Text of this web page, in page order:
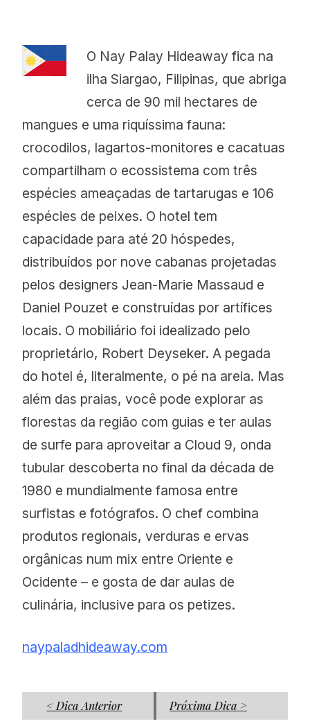
O Nay Palay Hideaway fica na
ilha Siargao, Filipinas, que abriga
cerca de 90 mil hectares de
mangues e uma riquíssima fauna:
crocodilos, lagartos-monitores e cacatuas
compartilham o ecossistema com três
espécies ameaçadas de tartarugas e 106
espécies de peixes. O hotel tem
capacidade para até 20 hóspedes,
distribuídos por nove cabanas projetadas
pelos designers Jean-Marie Massaud e
Daniel Pouzet e construídas por artífices
locais. O mobiliário foi idealizado pelo
proprietário, Robert Deyseker. A pegada
do hotel é, literalmente, o pé na areia. Mas
além das praias, você pode explorar as
florestas da região com guias e ter aulas
de surfe para aproveitar a Cloud 9, onda
tubular descoberta no final da década de
1980 e mundialmente famosa entre
surfistas e fotógrafos. O chef combina
produtos regionais, verduras e ervas
orgânicas num mix entre Oriente e
Ocidente – e gosta de dar aulas de
culinária, inclusive para os petizes.
naypaladhideaway.com
< Dica Anterior Próxima Dica >